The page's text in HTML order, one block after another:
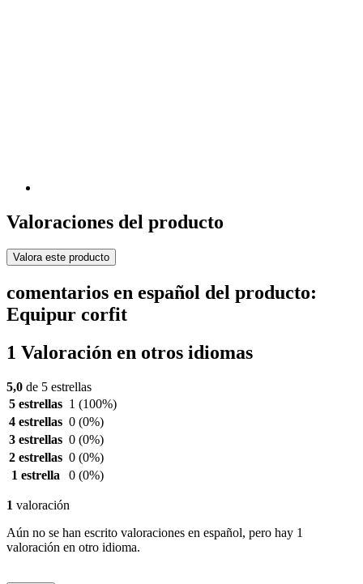
Valoraciones del producto
Valora este producto
comentarios en español del producto:
Equipur corfit
1 Valoración en otros idiomas
5,0 de 5 estrellas
5 estrellas 1 (100%)
4 estrellas 0 (0%)
3 estrellas 0 (0%)
2 estrellas 0 (0%)
1 estrella
0 (0%)
1 valoración
Aún no se han escrito valoraciones en español, pero hay 1
valoración en otro idioma.